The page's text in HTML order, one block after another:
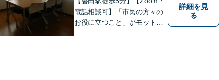
電話相談可】「市民の方々の
お役に立つこと」がモットー
詳細を見
る